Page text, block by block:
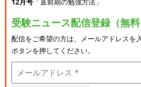
受験ニュース配信登録（無料
配信をご希望の方は、メールアドレスを
ボタンを押してください。